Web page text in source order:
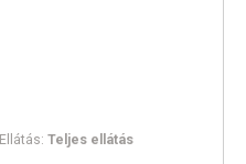
Ellátás:Teljes ellátás